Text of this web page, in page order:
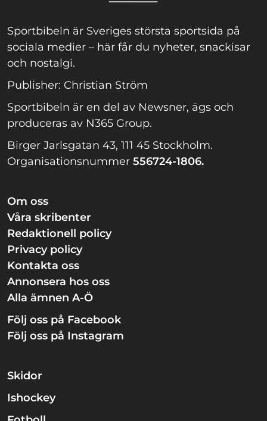
Sportbibeln är Sveriges största sportsida på
sociala medier – här får du nyheter, snackisar
och nostalgi.
Publisher: Christian Ström
Sportbibeln är en del av Newsner, ägs och
produceras av N365 Group.
Birger Jarlsgatan 43, 111 45 Stockholm.
Organisationsnummer 556724-1806.
Om oss
Våra skribenter
Redaktionell policy
Privacy policy
Kontakta oss
Annonsera hos oss
Alla ämnen A-Ö
Följ oss på Facebook
Följ oss på Instagram
Skidor
Ishockey